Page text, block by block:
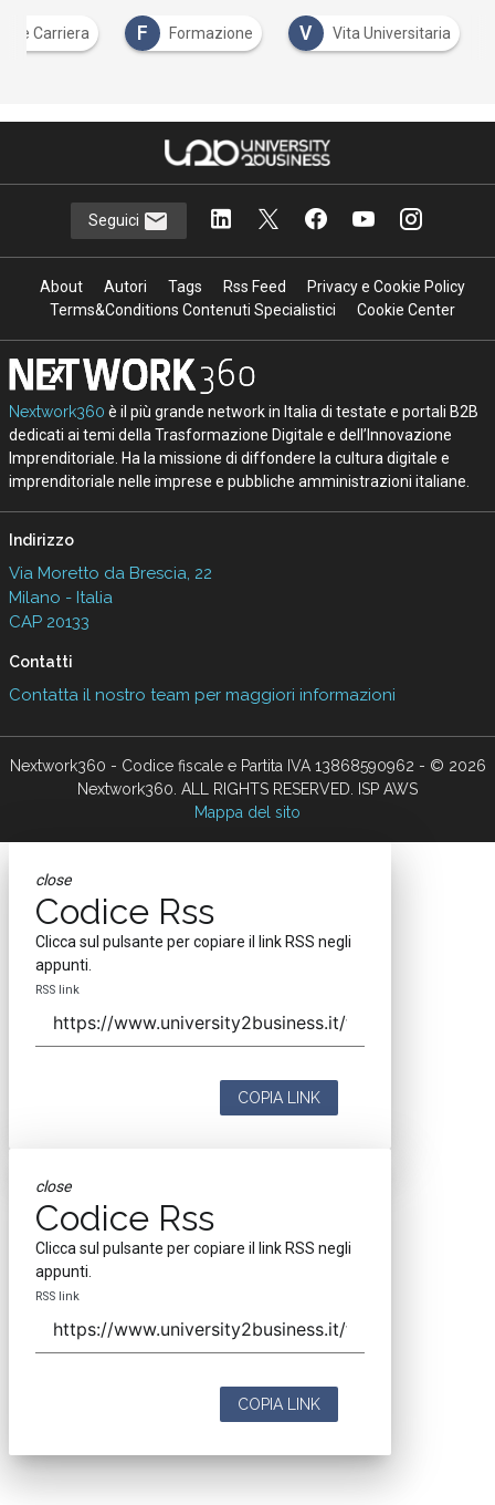
Carriera F Formazione V Vita Universitaria
Seguici
About Autori Tags Rss Feed
Privacy e Cookie Policy
Terms&Conditions Contenuti Specialistici
Cookie Center
Nextwork360 è il più grande network in Italia di testate e portali B2B
dedicati ai temi della Trasformazione Digitale e dell’Innovazione
Imprenditoriale. Ha la missione di diffondere la cultura digitale e
imprenditoriale nelle imprese e pubbliche amministrazioni italiane.
Indirizzo
Via Moretto da Brescia, 22
Milano - Italia
CAP 20133
Contatti
Contatta il nostro team per maggiori informazioni
Nextwork360 - Codice fiscale e Partita IVA 13868590962 - © 2026
Nextwork360. ALL RIGHTS RESERVED. ISP AWS
Mappa del sito
close
Codice Rss
Clicca sul pulsante per copiare il link RSS negli
appunti.
RSS link
COPIA LINK
close
Codice Rss
Clicca sul pulsante per copiare il link RSS negli
appunti.
RSS link
COPIA LINK